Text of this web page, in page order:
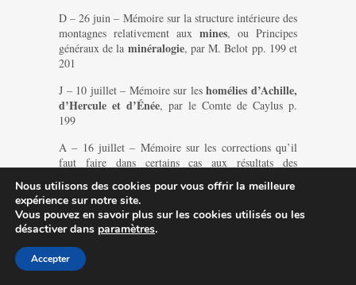
D – 26 juin – Mémoire sur la structure intérieure des
montagnes relativement aux mines, ou Principes
généraux de la minéralogie, par M. Belot pp. 199 et
201
J – 10 juillet – Mémoire sur leshomélies d’Achille,
d’Hercule et d’Énée, par le Comte de Caylus p.
199
A – 16 juillet – Mémoire sur les corrections qu’il
faut faire dans certains cas aux résultats des
200
G – 16 juillet -M. Garipuy a montré a l’académie le
dessein de grandeur naturelle d’un
dans la baie de Gibraltar p. 200
Nous utilisons des cookies pour vous offrir la meilleure
expérience sur notre site.
Vous pouvez en savoir plus sur les cookies utilisés ou les
désactiver dans paramètres.
Accepter